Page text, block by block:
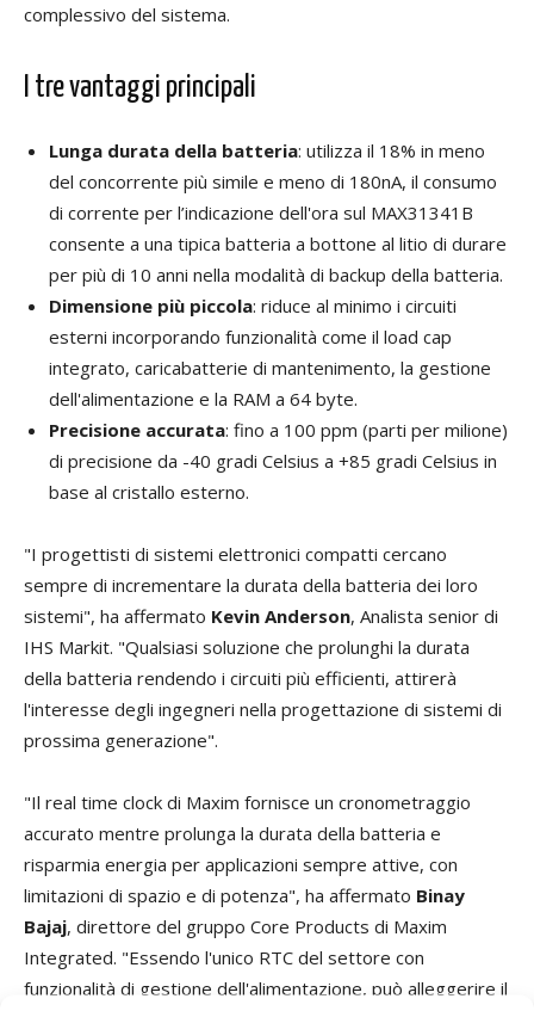
complessivo del sistema.
I tre vantaggi principali
Lunga durata della batteria: utilizza il 18% in meno
del concorrente più simile e meno di 180nA, il consumo
di corrente per l’indicazione dell'ora sul MAX31341B
consente a una tipica batteria a bottone al litio di durare
per più di 10 anni nella modalità di backup della batteria.
Dimensione più piccola: riduce al minimo i circuiti
esterni incorporando funzionalità come il load cap
integrato, caricabatterie di mantenimento, la gestione
dell'alimentazione e la RAM a 64 byte.
Precisione accurata: fino a 100 ppm (parti per milione)
di precisione da -40 gradi Celsius a +85 gradi Celsius in
base al cristallo esterno.
"I progettisti di sistemi elettronici compatti cercano
sempre di incrementare la durata della batteria dei loro
sistemi", ha affermato Kevin Anderson, Analista senior di
IHS Markit. "Qualsiasi soluzione che prolunghi la durata
della batteria rendendo i circuiti più efficienti, attirerà
l'interesse degli ingegneri nella progettazione di sistemi di
prossima generazione".
"Il real time clock di Maxim fornisce un cronometraggio
accurato mentre prolunga la durata della batteria e
risparmia energia per applicazioni sempre attive, con
limitazioni di spazio e di potenza", ha affermato Binay
Bajaj, direttore del gruppo Core Products di Maxim
Integrated. "Essendo l'unico RTC del settore con
funzionalità di gestione dell'alimentazione, può alleggerire il